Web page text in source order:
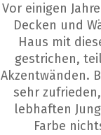
Vor einigen
Decken und
Haus mit
gestrichen,
Akzentwänden.
sehr
lebhaften
Farbe